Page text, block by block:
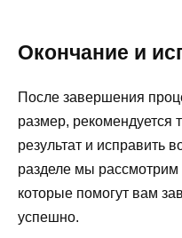
Окончание и
После завершения
размер, рекомендуется
результат и исправить
разделе мы
которые помогут вам
успешно.